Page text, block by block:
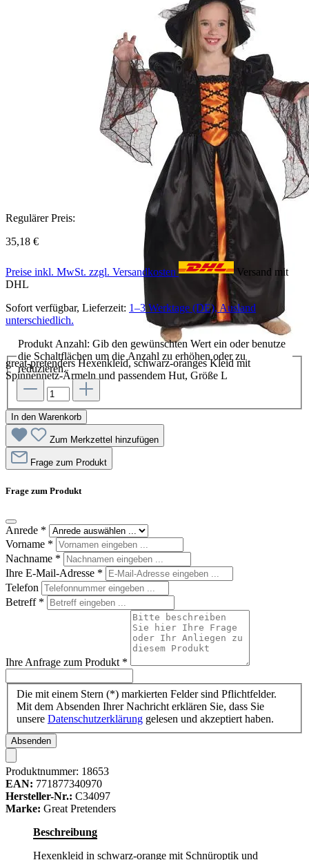
great-pretenders Hexenkleid, schwarz-oranges Kleid mit
Spinnennetz-Ärmeln und passendem Hut, Größe L
Regulärer Preis:
35,18 €
Preise inkl. MwSt. zzgl. Versandkosten
Versand mit
DHL
Sofort verfügbar, Lieferzeit: 1–3 Werktage (DE), Ausland
unterschiedlich.
Produkt Anzahl: Gib den gewünschten Wert ein oder benutze
die Schaltflächen um die Anzahl zu erhöhen oder zu
reduzieren.
In den Warenkorb
Zum Merkzettel hinzufügen
Frage zum Produkt
Frage zum Produkt
Anrede *
Vorname *
Nachname *
Ihre E-Mail-Adresse *
Telefon
Betreff *
Ihre Anfrage zum Produkt *
Die mit einem Stern (*) markierten Felder sind Pflichtfelder.
Mit dem Absenden Ihrer Nachricht erklären Sie, dass Sie
unsere Datenschutzerklärung gelesen und akzeptiert haben.
Absenden
Produktnummer: 18653
EAN: 771877340970
Hersteller-Nr.: C34097
Marke: Great Pretenders
Beschreibung
Hexenkleid in schwarz-orange mit Schnüroptik und